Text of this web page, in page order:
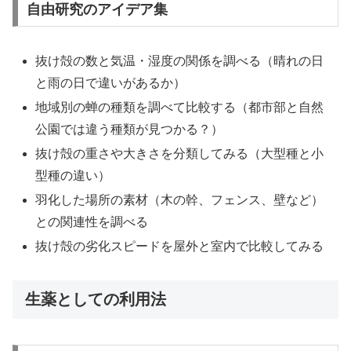
自由研究のアイデア集
抜け殻の数と気温・湿度の関係を調べる（晴れの日
と雨の日で違いがあるか）
地域別の蝉の種類を調べて比較する（都市部と自然
公園では違う種類が見つかる？）
抜け殻の重さや大きさを分類してみる（大型種と小
型種の違い）
羽化した場所の素材（木の幹、フェンス、壁など）
との関連性を調べる
抜け殻の劣化スピードを屋外と室内で比較してみる
生薬としての利用法